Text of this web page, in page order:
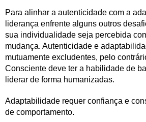
Para alinhar a autenticidade com a
liderança enfrente alguns outros
sua individualidade seja percebida
mudança. Autenticidade e
mutuamente excludentes, pelo
Consciente deve ter a habilidade de
liderar de forma humanizadas.
Adaptabilidade requer confiança e
de comportamento.